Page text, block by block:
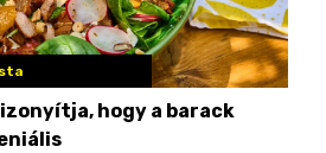
hogy a barack